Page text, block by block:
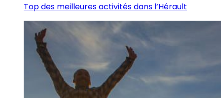
Top des meilleures activités dans l’Hérault